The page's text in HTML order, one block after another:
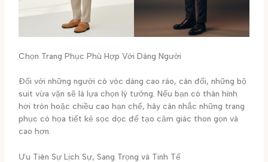
Chọn Trang Phục Phù Hợp Với Dáng Người
Đối với những người có vóc dáng cao ráo, cân đối, những bộ
suit vừa vặn sẽ là lựa chọn lý tưởng. Nếu bạn có thân hình
hơi tròn hoặc chiều cao hạn chế, hãy cân nhắc những trang
phục có họa tiết kẻ sọc dọc để tạo cảm giác thon gọn và
cao hơn.
Ưu Tiên Sự Lịch Sự, Sang Trọng và Tinh Tế